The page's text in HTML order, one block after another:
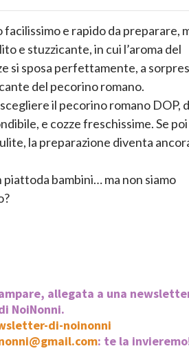
e rapido da preparare,
e stuzzicante, in cui l’aroma del
si sposa perfettamente, a
del pecorino romano.
il pecorino romano DOP,
e cozze freschissime. Se
la preparazione diventa
piattoda bambini… ma non siamo
allegata a una
NoiNonni.
di-noinonni
: te la